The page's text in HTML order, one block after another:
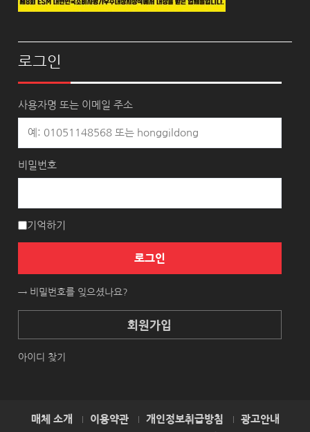
로그인
사용자명 또는 이메일 주소
비밀번호
기억하기
로그인
→ 비밀번호를 잊으셨나요?
회원가입
아이디 찾기
매체 소개 이용약관 개인정보취급방침 광고안내